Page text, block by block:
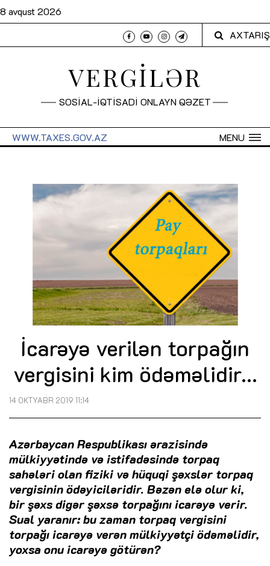
8 avqust 2026
AXTARIŞ
VERGİLƏR
SOSİAL-İQTİSADİ ONLAYN QƏZET
MENU
WWW.TAXES.GOV.AZ
İcarəyə verilən torpağın
vergisini kim ödəməlidir...
14 OKTYABR 2019 11:14
Azərbaycan Respublikası ərazisində
mülkiyyətində və istifadəsində torpaq
sahələri olan fiziki və hüquqi şəxslər torpaq
vergisinin ödəyiciləridir. Bəzən elə olur ki,
bir şəxs digər şəxsə torpağını icarəyə verir.
Sual yaranır: bu zaman torpaq vergisini
torpağı icarəyə verən mülkiyyətçi ödəməlidir,
yoxsa onu icarəyə götürən?